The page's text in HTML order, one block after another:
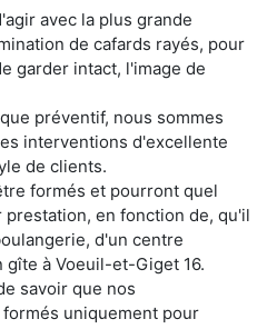
avec la plus grande
de cafards rayés, pour
garder intact, l'image de
préventif, nous sommes
interventions d'excellente
de clients.
formés et pourront quel
en fonction de, qu'il
d'un centre
à Voeuil-et-Giget 16.
savoir que nos
uniquement pour